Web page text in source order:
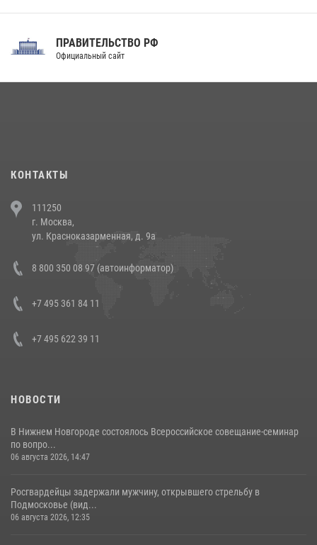
Праздник «Один день с Росгвардией» к 105-летию Центрального
напавших на бригаду скорой помощи (видео)
14 июля 2026, 12:20
В Росгвардии прошла военно-научная конференция по обобщению
боевого опыта
ПРАВИТЕЛЬСТВО РФ
Официальный сайт
КОНТАКТЫ
111250
г. Москва,
ул. Красноказарменная, д. 9а
8 800 350 08 97 (автоинформатор)
+7 495 361 84 11
+7 495 622 39 11
НОВОСТИ
В Нижнем Новгороде состоялось Всероссийское совещание-семинар
по вопро...
06 августа 2026, 14:47
Росгвардейцы задержали мужчину, открывшего стрельбу в
Подмосковье (вид...
06 августа 2026, 12:35